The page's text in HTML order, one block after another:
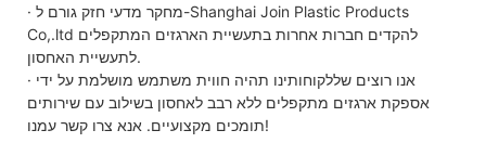
· מחקר מדעי חזק גורם ל-Shanghai Join Plastic Products
Co,.ltd להקדים חברות אחרות בתעשיית הארגזים המתקפלים
לתעשיית האחסון.
· אנו רוצים שללקוחותינו תהיה חווית משתמש מושלמת על ידי
אספקת ארגזים מתקפלים ללא רבב לאחסון בשילוב עם שירותים
תומכים מקצועיים. אנא צרו קשר עמנו!